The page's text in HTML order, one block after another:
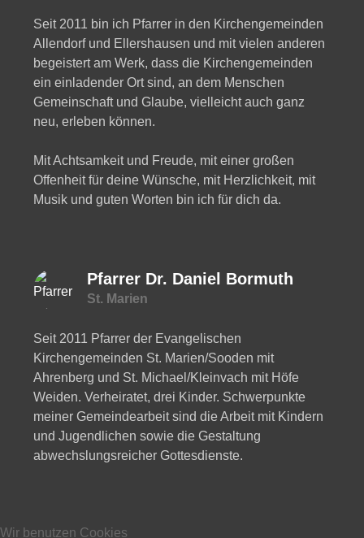
Seit 2011 bin ich Pfarrer in den Kirchengemeinden
Allendorf und Ellershausen und mit vielen anderen
begeistert am Werk, dass die Kirchengemeinden
ein einladender Ort sind, an dem Menschen
Gemeinschaft und Glaube, vielleicht auch ganz
neu, erleben können.
Mit Achtsamkeit und Freude, mit einer großen
Offenheit für deine Wünsche, mit Herzlichkeit, mit
Musik und guten Worten bin ich für dich da.
Pfarrer Dr. Daniel Bormuth
St. Marien
Seit 2011 Pfarrer der Evangelischen
Kirchengemeinden St. Marien/Sooden mit
Ahrenberg und St. Michael/Kleinvach mit Höfe
Weiden. Verheiratet, drei Kinder. Schwerpunkte
meiner Gemeindearbeit sind die Arbeit mit Kindern
und Jugendlichen sowie die Gestaltung
abwechslungsreicher Gottesdienste.
Wir benutzen Cookies